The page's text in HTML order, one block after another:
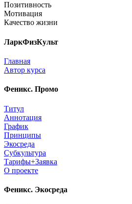
Позитивность
Мотивация
Качество жизни
ЛаркФизКульт
Главная
Автор курса
Феникс. Промо
Титул
Аннотация
График
Принципы
Экосреда
Субкультура
Тарифы+Заявка
О проекте
Феникс. Экосреда